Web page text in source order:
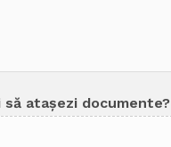
să atașezi documente?